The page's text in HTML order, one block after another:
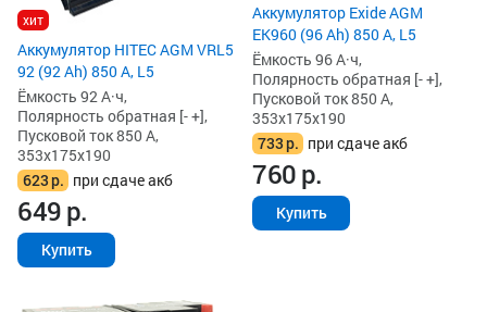
хит
Аккумулятор HITEC AGM VRL5
92 (92 Ah) 850 А, L5
Ёмкость 92 А·ч,
Полярность обратная [- +],
Пусковой ток 850 А,
353x175x190
623р. при сдаче акб
649р.
Купить
Аккумулятор Exide AGM
EK960 (96 Ah) 850 А, L5
Ёмкость 96 А·ч,
Полярность обратная [- +],
Пусковой ток 850 А,
353x175x190
733р. при сдаче акб
760р.
Купить